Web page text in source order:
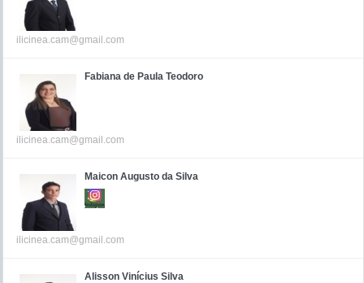
ilicinea.cam@gmail.com
Fabiana de Paula Teodoro
ilicinea.cam@gmail.com
Maicon Augusto da Silva
ilicinea.cam@gmail.com
Alisson Vinícius Silva